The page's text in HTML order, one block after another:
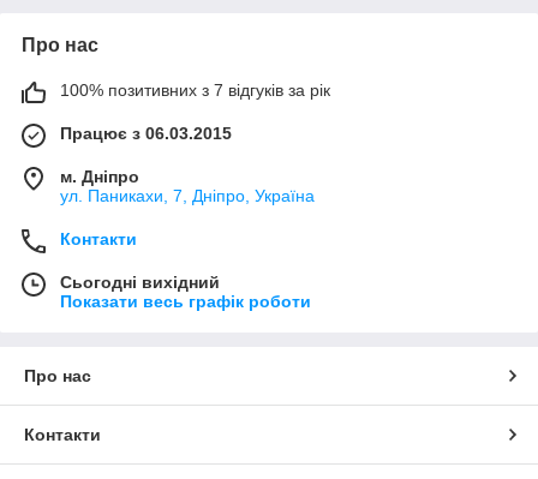
Про нас
100% позитивних з 7 відгуків за рік
Працює з 06.03.2015
м. Дніпро
ул. Паникахи, 7, Дніпро, Україна
Контакти
Сьогодні вихідний
Показати весь графік роботи
Про нас
Контакти